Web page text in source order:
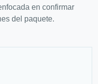
en confirmar
del paquete.